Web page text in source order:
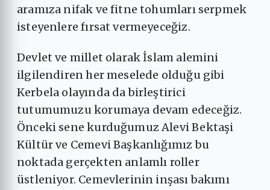
aramıza nifak ve fitne tohumları serpmek
isteyenlere fırsat vermeyeceğiz.
Devlet ve millet olarak İslam alemini
ilgilendiren her meselede olduğu gibi
Kerbela olayında da birleştirici
tutumumuzu korumaya devam edeceğiz.
Önceki sene kurduğumuz Alevi Bektaşi
Kültür ve Cemevi Başkanlığımız bu
noktada gerçekten anlamlı roller
üstleniyor. Cemevlerinin inşası bakımı